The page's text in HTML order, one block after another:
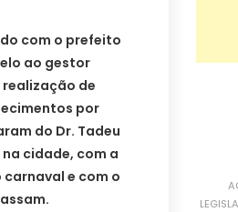
com o prefeito
ao gestor
de
por
do Dr. Tadeu
cidade, com a
e com o